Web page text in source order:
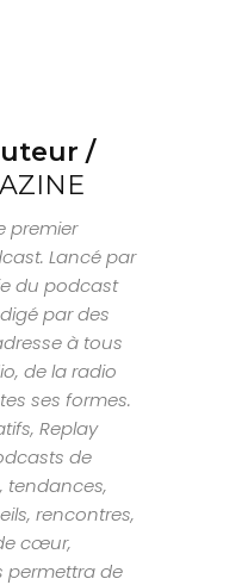
/
premier
Lancé par
du podcast
par des
à tous
de la radio
ses formes.
Replay
de
tendances,
rencontres,
cœur,
permettra de